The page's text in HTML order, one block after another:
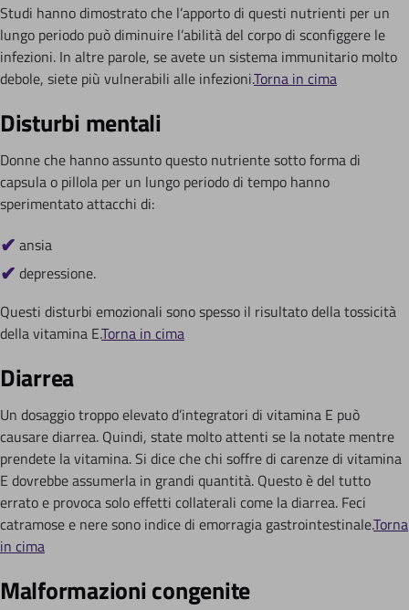
Studi hanno dimostrato che l’apporto di questi nutrienti per un
lungo periodo può diminuire l’abilità del corpo di sconfiggere le
infezioni. In altre parole, se avete un sistema immunitario molto
debole, siete più vulnerabili alle infezioni.Torna in cima
Disturbi mentali
Donne che hanno assunto questo nutriente sotto forma di
capsula o pillola per un lungo periodo di tempo hanno
sperimentato attacchi di:
ansia
depressione.
Questi disturbi emozionali sono spesso il risultato della tossicità
della vitamina E.Torna in cima
Diarrea
Un dosaggio troppo elevato d’integratori di vitamina E può
causare diarrea. Quindi, state molto attenti se la notate mentre
prendete la vitamina. Si dice che chi soffre di carenze di vitamina
E dovrebbe assumerla in grandi quantità. Questo è del tutto
errato e provoca solo effetti collaterali come la diarrea. Feci
catramose e nere sono indice di emorragia gastrointestinale.Torna
in cima
Malformazioni congenite